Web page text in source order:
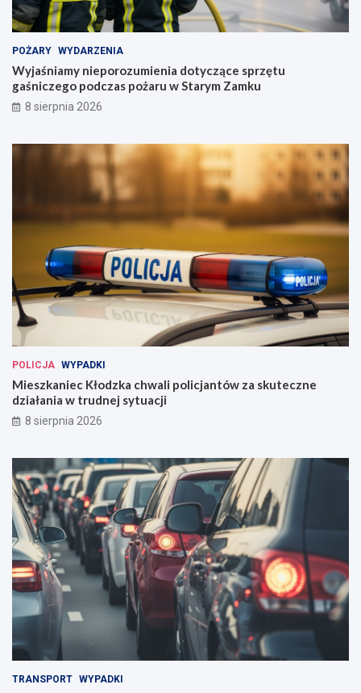
POŻARY WYDARZENIA
Wyjaśniamy nieporozumienia dotyczące sprzętu
gaśniczego podczas pożaru w Starym Zamku
8 sierpnia 2026
POLICJA WYPADKI
Mieszkaniec Kłodzka chwali policjantów za skuteczne
działania w trudnej sytuacji
8 sierpnia 2026
TRANSPORT WYPADKI